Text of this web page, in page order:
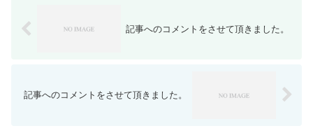
記事へのコメントをさせて頂きました。
記事へのコメントをさせて頂きました。